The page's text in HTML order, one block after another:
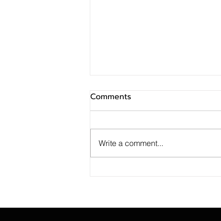
ไทยพาณิชย์เปิดตัวประกัน
Comments
Write a comment...